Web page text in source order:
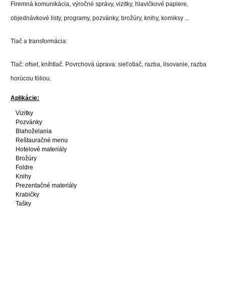
Firemná komunikácia, výročné správy, vizitky, hlavičkové papiere,
objednávkové listy, programy, pozvánky, brožúry, knihy, komiksy ...
Tlač a transformácia:
Tlač: ofset, kníhtlač. Povrchová úprava: sieťotlač, razba, lisovanie, razba
horúcou fóliou.
Aplikácie:
Vizitky
Pozvánky
Blahoželania
Reštauračné menu
Hotelové materiály
Brožúry
Foldre
Knihy
Prezentačné materiály
Krabičky
Tašky